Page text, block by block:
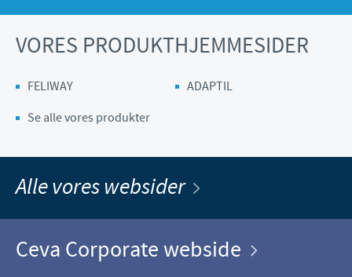
VORES PRODUKTHJEMMESIDER
FELIWAY
ADAPTIL
Se alle vores produkter
Alle vores websider
Ceva Corporate webside